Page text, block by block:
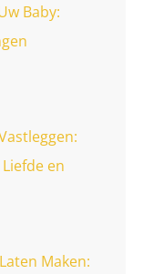
Baby:
en
Maken: